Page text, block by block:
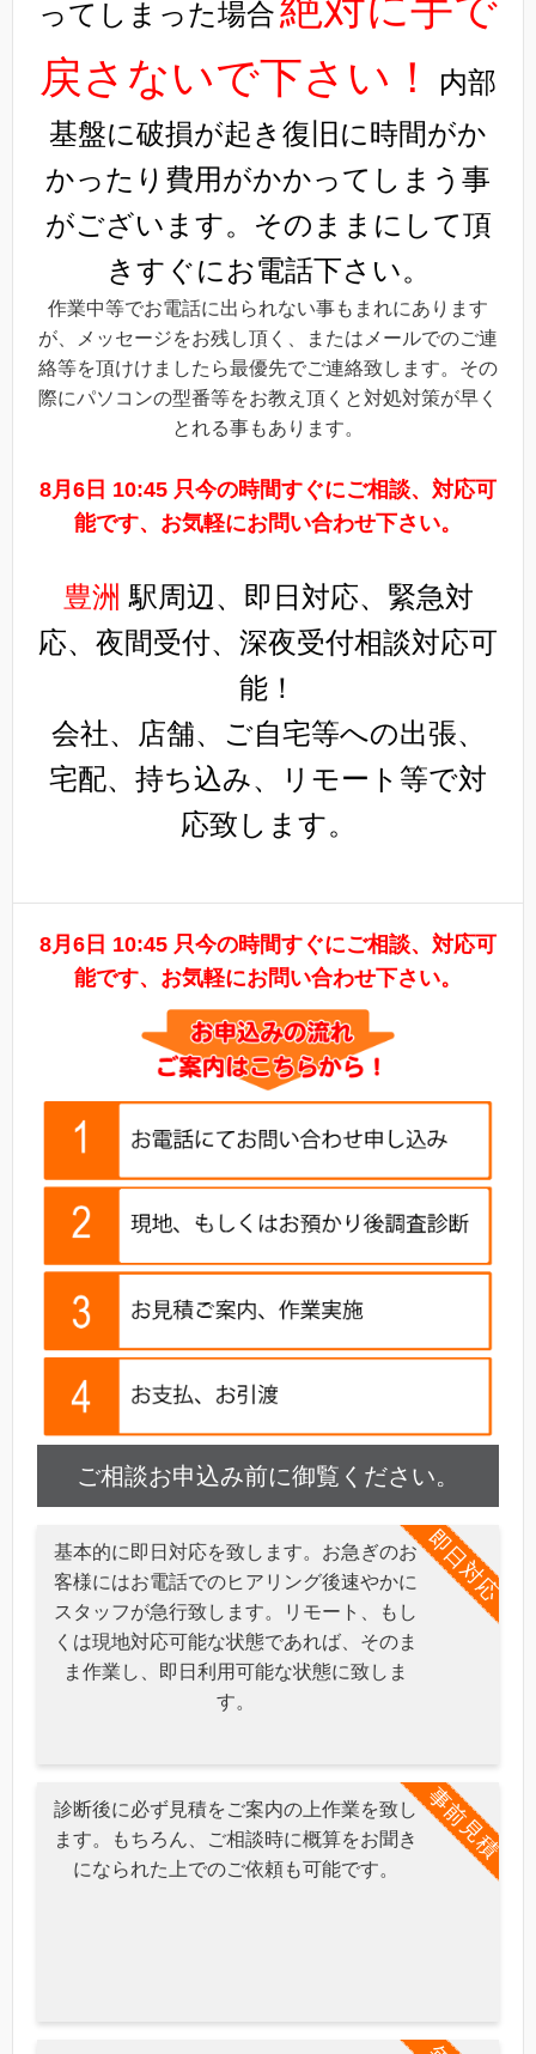
ってしまった場合
戻さないで下さい！
内部
基盤に破損が起き復旧に時間がか
かったり費用がかかってしまう事
がございます。そのままにして頂
きすぐにお電話下さい。
作業中等でお電話に出られない事もまれにあります
が、メッセージをお残し頂く、またはメールでのご連
絡等を頂けけましたら最優先でご連絡致します。その
際にパソコンの型番等をお教え頂くと対処対策が早く
とれる事もあります。
8月6日 10:45 只今の時間すぐにご相談、対応可
能です、お気軽にお問い合わせ下さい。
豊洲 駅周辺、即日対応、緊急対
応、夜間受付、深夜受付相談対応可
能！
会社、店舗、ご自宅等への出張、
宅配、持ち込み、リモート等で対
応致します。
8月6日 10:45 只今の時間すぐにご相談、対応可
能です、お気軽にお問い合わせ下さい。
ご相談お申込み前に御覧ください。
即日対応
基本的に即日対応を致します。お急ぎのお
客様にはお電話でのヒアリング後速やかに
スタッフが急行致します。リモート、もし
くは現地対応可能な状態であれば、そのま
ま作業し、即日利用可能な状態に致しま
す。
事前見積
診断後に必ず見積をご案内の上作業を致し
ます。もちろん、ご相談時に概算をお聞き
になられた上でのご依頼も可能です。